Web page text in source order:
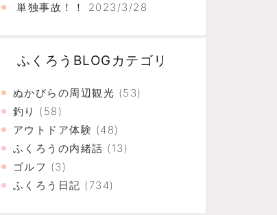
単独事故！！
2023/3/28
ふくろうBLOGカテゴリ
ぬかびらの周辺観光 (53)
釣り (58)
アウトドア体験 (48)
ふくろうの内緒話 (13)
ゴルフ (3)
ふくろう日記 (734)